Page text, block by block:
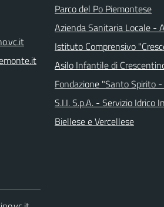
Parco del Po Piemontese
Azienda Sanitaria Locale -
Istituto Comprensivo
Asilo Infantile di
Fondazione "Santo Spirito
S.I.I. S.p.A. - Servizio Idrico
Biellese e Vercellese